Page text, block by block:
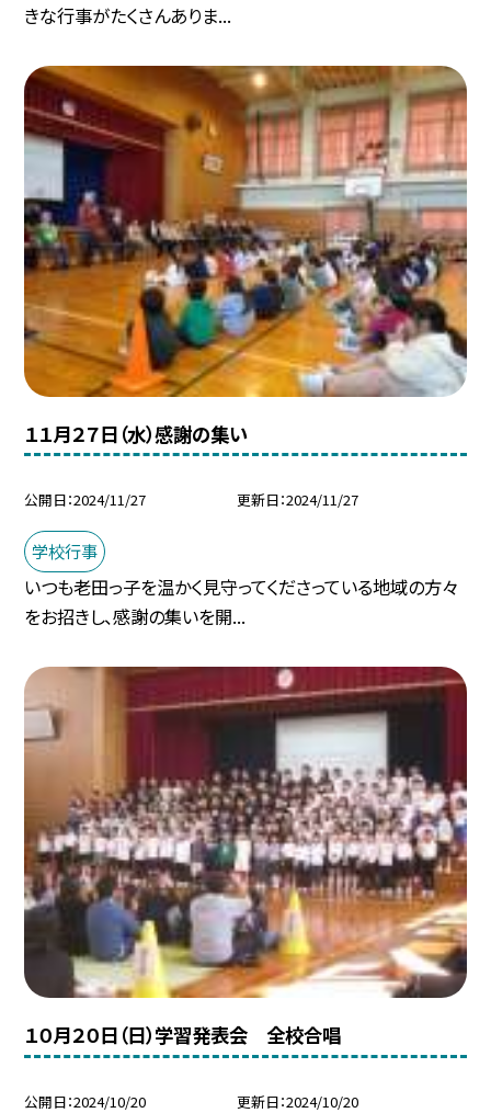
きな行事がたくさんありま...
１１月２７日（水）感謝の集い
公開日 2024/11/27 更新日 2024/11/27
学校行事
いつも老田っ子を温かく見守ってくださっている地域の方々
をお招きし、感謝の集いを開...
１０月２０日（日）学習発表会 全校合唱
公開日 2024/10/20 更新日 2024/10/20